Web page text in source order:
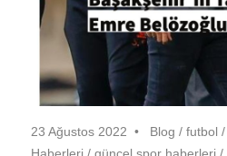
23 Ağustos 2022 Blog / futbol /